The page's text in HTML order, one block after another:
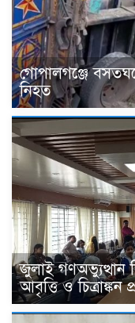
গোপালগঞ্জে
নিহত
জুলাই গণঅভ্যুত্থান
আবৃত্তি ও চিত্রাঙ্কন